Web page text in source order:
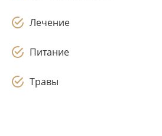
Лечение
Питание
Травы